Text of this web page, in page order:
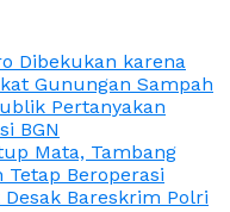
Dibekukan karena
Gunungan Sampah
Pertanyakan
BGN
Mata, Tambang
Beroperasi
Bareskrim Polri